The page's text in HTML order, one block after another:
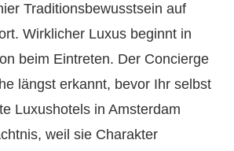
Traditionsbewusstsein auf
Wirklicher Luxus beginnt in
beim Eintreten. Der Concierge
längst erkannt, bevor Ihr selbst
Luxushotels in Amsterdam
weil sie Charakter